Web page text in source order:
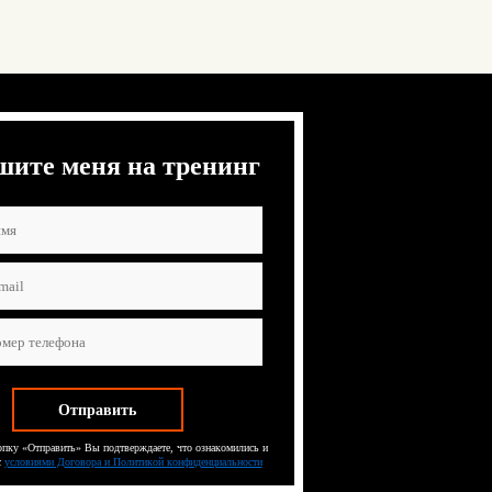
меня на тренинг
«Отправить» Вы подтверждаете, что ознакомились и
условиями Договора и Политикой конфиденциальности